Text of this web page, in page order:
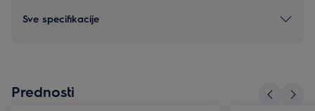
Sve specifikacije
Prednosti